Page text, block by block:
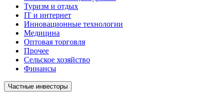
Туризм и отдых
IT и интернет
Инновационные технологии
Медицина
Оптовая торговля
Прочее
Сельское хозяйство
Финансы
Частные инвесторы